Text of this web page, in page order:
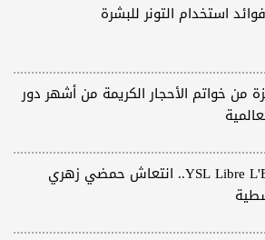
استخدام التونر للبشرة
من خواتم الأحجار الكريمة من أشهر دور
عطر YSL Libre L'Eau Nue.. انتعاش حمضي زهري